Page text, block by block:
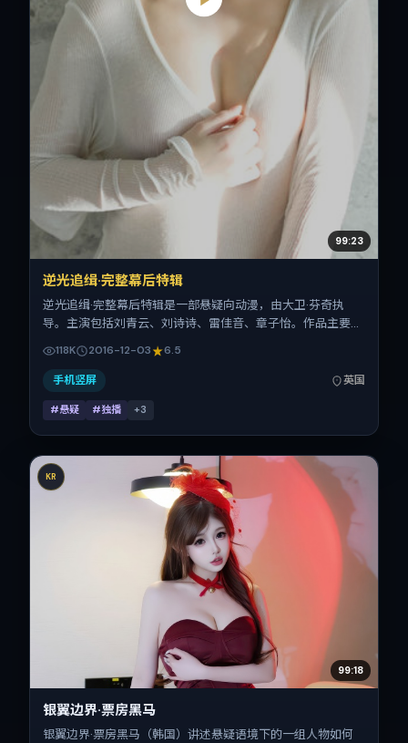
99:23
逆光追缉·完整幕后特辑
逆光追缉·完整幕后特辑是一部悬疑向动漫，由大卫·芬奇执
导。主演包括刘青云、刘诗诗、雷佳音、章子怡。作品主要在
2016-12-03，正片时长140分钟。
118K 2016-12-03 6.5
手机竖屏 英国
#悬疑 #独播 +3
KR
99:18
银翼边界·票房黑马
银翼边界·票房黑马（韩国）讲述悬疑语境下的一组人物如何